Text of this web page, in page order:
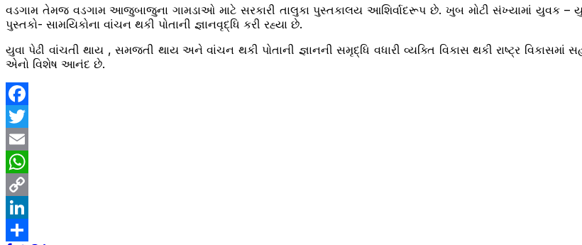
વડગામ તેમજ વડગામ આજુબાજુના ગામડાઓ માટે સરકારી તાલુકા પુસ્તકાલય આશિર્વાદરૂપ છે. ખુબ મોટી સંખ્યામાં યુવક –
પુસ્તકો- સામયિકોના વાંચન થકી પોતાની જ્ઞાનવૃદ્ધિ કરી રહ્યા છે.
યુવા પેઢી વાંચતી થાય , સમજતી થાય અને વાંચન થકી પોતાની જ્ઞાનની સમૃદ્ધિ વધારી વ્યક્તિ વિકાસ થકી રાષ્ટ્ર
એનો વિશેષ આનંદ છે.
Facebook
Twitter
Email
WhatsApp
Copy
Link
LinkedIn